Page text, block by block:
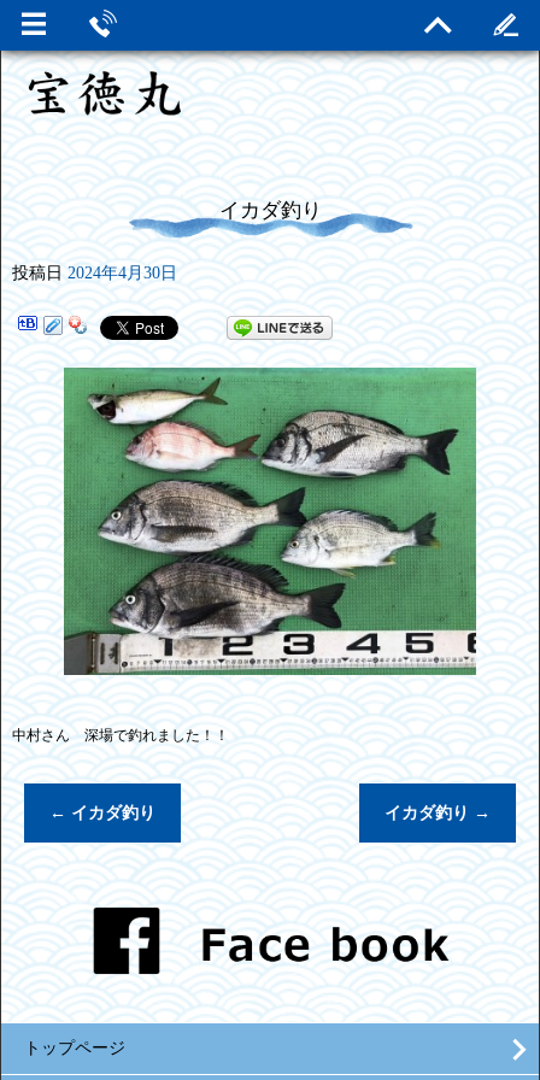
イカダ釣り
投稿日 2024年4月30日
中村さん 深場で釣れました！！
← イカダ釣り イカダ釣り →
トップページ